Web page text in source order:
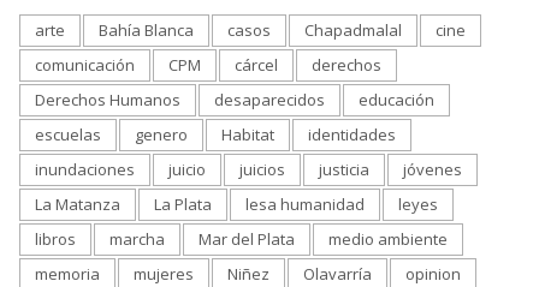
arte Bahía Blanca casos Chapadmalal
cine
comunicación
CPM cárcel
derechos
Derechos Humanos
desaparecidos
educación
escuelas
genero Habitat
identidades
inundaciones
juicio juicios justicia
jóvenes
La Matanza
La Plata lesa humanidad
leyes
libros
marcha Mar del Plata
medio ambiente
memoria
mujeres Niñez Olavarría
opinion